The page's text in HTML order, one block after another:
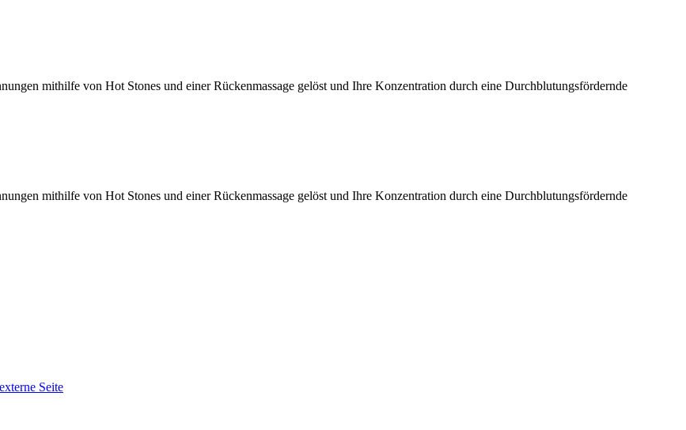
mithilfe von Hot Stones und einer Rückenmassage gelöst und Ihre Konzentration durch eine Durchblutungsfördernde
mithilfe von Hot Stones und einer Rückenmassage gelöst und Ihre Konzentration durch eine Durchblutungsfördernde
Seite